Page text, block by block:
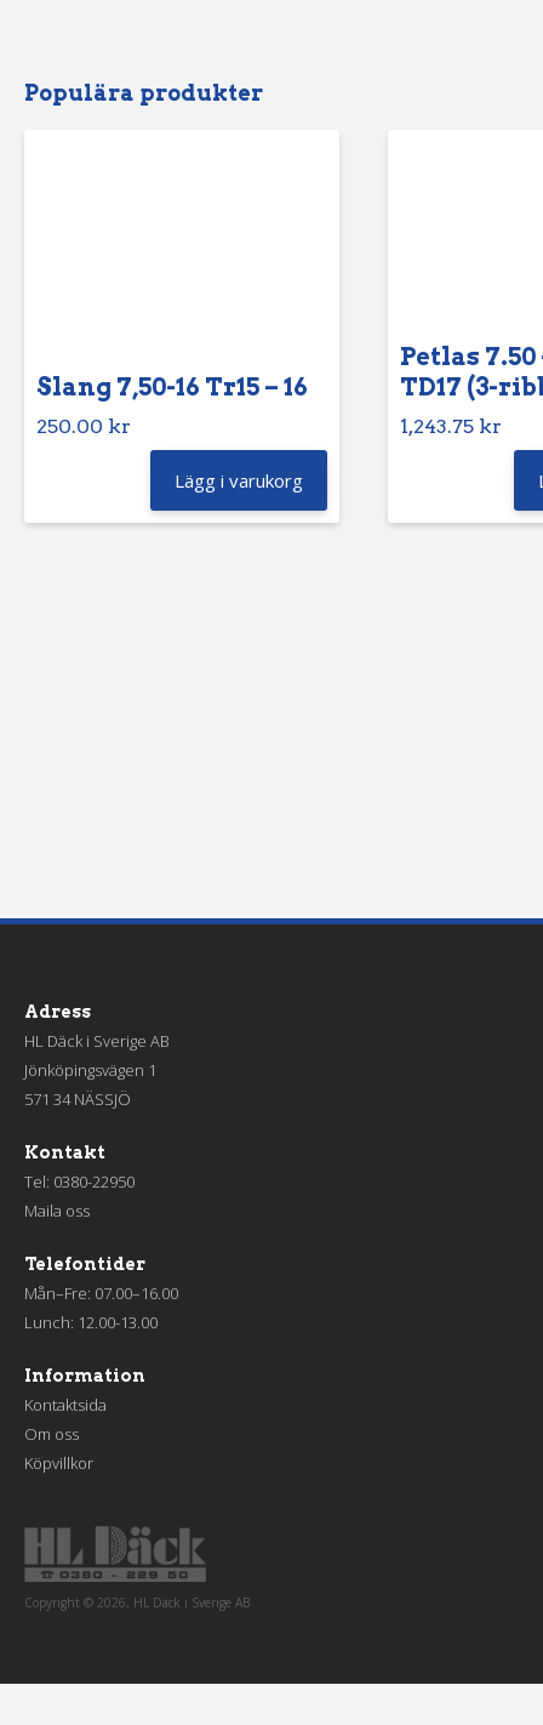
Populära produkter
Slang 7,50-16 Tr15 – 16
250.00 kr
Lägg i varukorg
Petlas 7.50
TD17 (3-
1,243.75 kr
Adress
HL Däck i Sverige AB
Jönköpingsvägen 1
571 34 NÄSSJÖ
Kontakt
Tel: 0380-22950
Maila oss
Telefontider
Mån–Fre: 07.00–16.00
Lunch: 12.00-13.00
Information
Kontaktsida
Om oss
Köpvillkor
Copyright © 2026, HL Däck i Sverige AB